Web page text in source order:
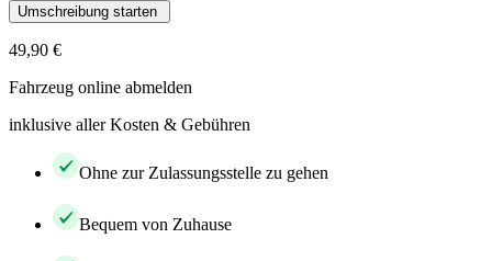
Umschreibung starten
49,90 €
Fahrzeug online abmelden
inklusive aller Kosten & Gebühren
Ohne zur Zulassungsstelle zu gehen
Bequem von Zuhause